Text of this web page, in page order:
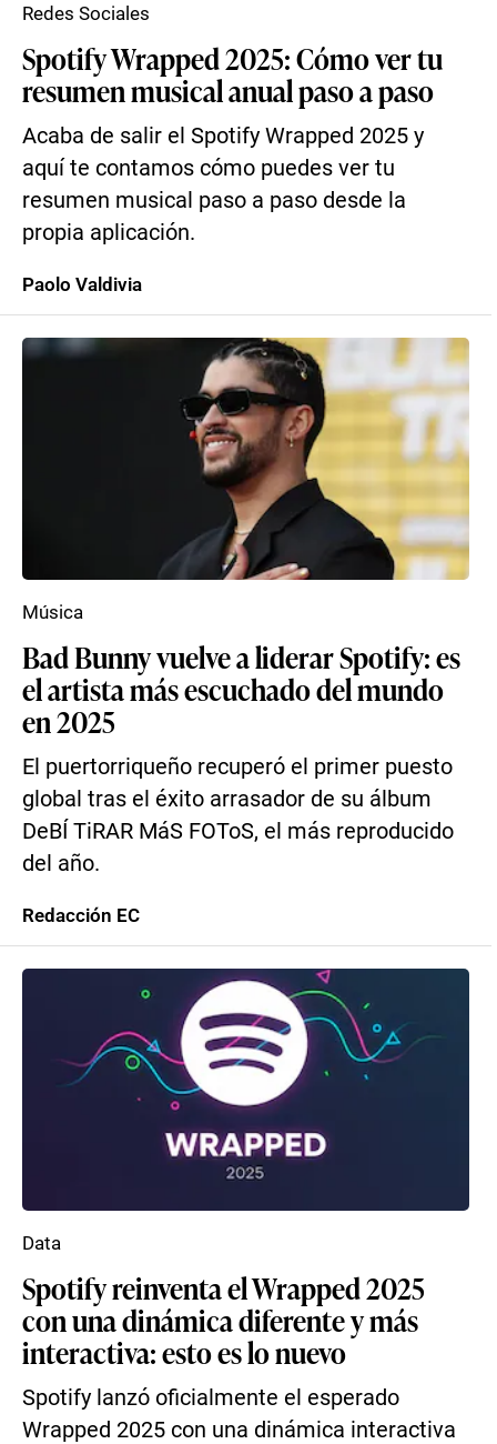
Spotify Wrapped 2025: Cómo ver tu
resumen musical anual paso a paso
Acaba de salir el Spotify Wrapped 2025 y
aquí te contamos cómo puedes ver tu
resumen musical paso a paso desde la
propia aplicación.
Redes Sociales
Paolo Valdivia
Bad Bunny vuelve a liderar Spotify: es
el artista más escuchado del mundo
en 2025
El puertorriqueño recuperó el primer puesto
global tras el éxito arrasador de su álbum
DeBÍ TiRAR MáS FOToS, el más reproducido
del año.
Música
Redacción EC
Spotify reinventa el Wrapped 2025
con una dinámica diferente y más
interactiva: esto es lo nuevo
Spotify lanzó oficialmente el esperado
Wrapped 2025 con una dinámica interactiva
Data